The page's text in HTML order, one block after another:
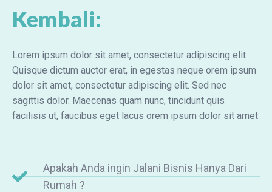
Kembali:
Lorem ipsum dolor sit amet, consectetur adipiscing elit.
Quisque dictum auctor erat, in egestas neque orem ipsum
dolor sit amet, consectetur adipiscing elit. Sed nec
sagittis dolor. Maecenas quam nunc, tincidunt quis
facilisis ut, faucibus eget lacus orem ipsum dolor sit amet
Apakah Anda ingin Jalani Bisnis Hanya Dari
Rumah ?